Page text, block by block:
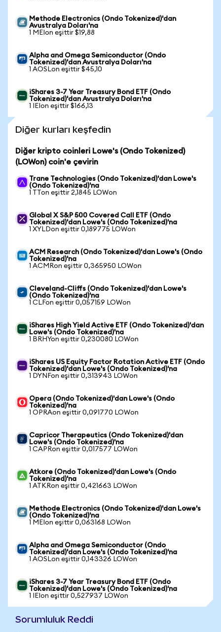
Methode Electronics (Ondo Tokenized)'dan
Avustralya Doları'na
1 MEIon eşittir $19,88
Alpha and Omega Semiconductor (Ondo
Tokenized)'dan Avustralya Doları'na
1 AOSLon eşittir $45,10
iShares 3-7 Year Treasury Bond ETF (Ondo
Tokenized)'dan Avustralya Doları'na
1 IEIon eşittir $166,13
Diğer kurları keşfedin
Diğer kripto coinleri Lowe's (Ondo Tokenized)
(LOWon) coin'e çevirin
Trane Technologies (Ondo Tokenized)'dan Lowe's
(Ondo Tokenized)'na
1 TTon eşittir 2,1845 LOWon
Global X S&P 500 Covered Call ETF (Ondo
Tokenized)'dan Lowe's (Ondo Tokenized)'na
1 XYLDon eşittir 0,189775 LOWon
ACM Research (Ondo Tokenized)'dan Lowe's (Ondo
Tokenized)'na
1 ACMRon eşittir 0,365950 LOWon
Cleveland-Cliffs (Ondo Tokenized)'dan Lowe's
(Ondo Tokenized)'na
1 CLFon eşittir 0,057159 LOWon
iShares High Yield Active ETF (Ondo Tokenized)'dan
Lowe's (Ondo Tokenized)'na
1 BRHYon eşittir 0,230080 LOWon
iShares US Equity Factor Rotation Active ETF (Ondo
Tokenized)'dan Lowe's (Ondo Tokenized)'na
1 DYNFon eşittir 0,313943 LOWon
Opera (Ondo Tokenized)'dan Lowe's (Ondo
Tokenized)'na
1 OPRAon eşittir 0,091770 LOWon
Capricor Therapeutics (Ondo Tokenized)'dan
Lowe's (Ondo Tokenized)'na
1 CAPRon eşittir 0,017577 LOWon
Atkore (Ondo Tokenized)'dan Lowe's (Ondo
Tokenized)'na
1 ATKRon eşittir 0,421663 LOWon
Methode Electronics (Ondo Tokenized)'dan Lowe's
(Ondo Tokenized)'na
1 MEIon eşittir 0,063168 LOWon
Alpha and Omega Semiconductor (Ondo
Tokenized)'dan Lowe's (Ondo Tokenized)'na
1 AOSLon eşittir 0,143326 LOWon
iShares 3-7 Year Treasury Bond ETF (Ondo
Tokenized)'dan Lowe's (Ondo Tokenized)'na
1 IEIon eşittir 0,527937 LOWon
Sorumluluk Reddi